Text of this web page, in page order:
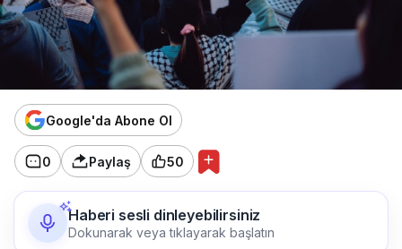
Google'da Abone Ol
0 Paylaş 50
Haberi sesli dinleyebilirsiniz
Dokunarak veya tıklayarak başlatın